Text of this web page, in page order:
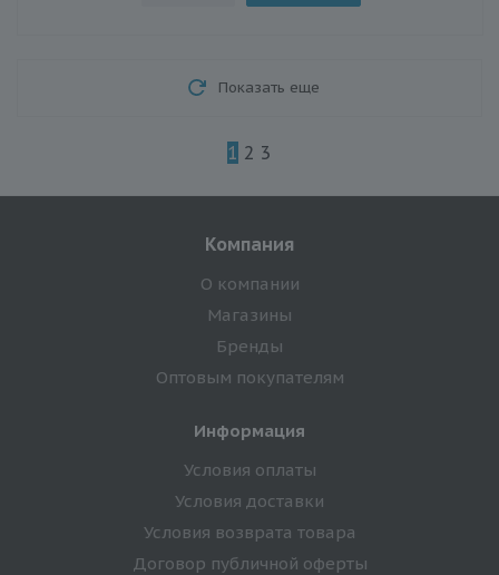
Показать еще
1 2 3
Компания
О компании
Магазины
Бренды
Оптовым покупателям
Информация
Условия оплаты
Условия доставки
Условия возврата товара
Договор публичной оферты